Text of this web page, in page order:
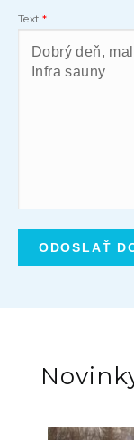
Text